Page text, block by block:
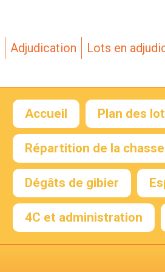
Adjudication Lots en
Accueil Plan des
Répartition de la chasse
Envoyer mon RIB
Dégâts de gibier
4C et administration